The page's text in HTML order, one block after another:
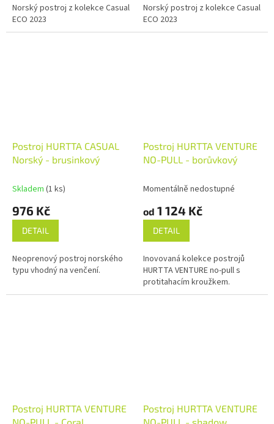
Norský postroj z kolekce Casual
ECO 2023
Norský postroj z kolekce Casual
ECO 2023
Postroj HURTTA CASUAL
Norský - brusinkový
Skladem (1 ks)
976 Kč
DETAIL
Neoprenový postroj norského
typu vhodný na venčení.
Postroj HURTTA VENTURE
NO-PULL - borůvkový
Momentálně nedostupné
od 1 124 Kč
DETAIL
Inovovaná kolekce postrojů
HURTTA VENTURE no-pull s
protitahacím kroužkem.
Postroj HURTTA VENTURE
Postroj HURTTA VENTURE